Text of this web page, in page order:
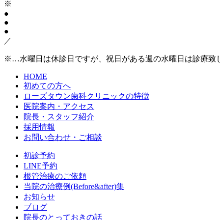
※
●
●
●
／
※…水曜日は休診日ですが、祝日がある週の水曜日は診療致
HOME
初めての方へ
ローズタウン歯科クリニックの特徴
医院案内・アクセス
院長・スタッフ紹介
採用情報
お問い合わせ・ご相談
初診予約
LINE予約
根管治療のご依頼
当院の治療例(Before&after)集
お知らせ
ブログ
院長のとっておきの話